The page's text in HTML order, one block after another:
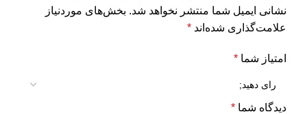
نشانی ایمیل شما منتشر نخواهد شد. بخش‌های موردنیاز
علامت‌گذاری شده‌اند *
امتیاز شما *
دیدگاه شما *